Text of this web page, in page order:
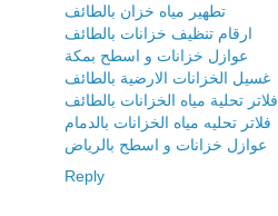
تطهير مياه خزان بالطائف
ارقام تنظيف خزانات بالطائف
عوازل خزانات و اسطح بمكة
غسيل الخزانات الارضية بالطائف
فلاتر تحلية مياه الخزانات بالطائف
فلاتر تحليه مياه الخزانات بالدمام
عوازل خزانات و اسطح بالرياض
Reply